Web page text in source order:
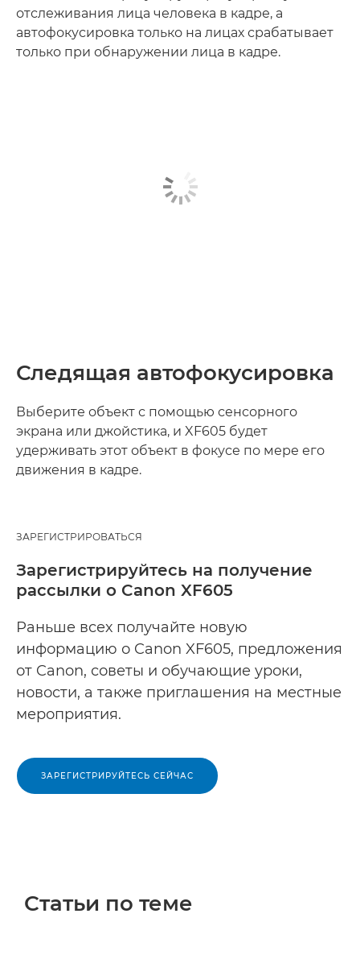
отслеживания лица человека в кадре, а
автофокусировка только на лицах срабатывает
только при обнаружении лица в кадре.
Следящая автофокусировка
Выберите объект с помощью сенсорного
экрана или джойстика, и XF605 будет
удерживать этот объект в фокусе по мере его
движения в кадре.
ЗАРЕГИСТРИРОВАТЬСЯ
Зарегистрируйтесь на получение
рассылки о Canon XF605
Раньше всех получайте новую
информацию о Canon XF605, предложения
от Canon, советы и обучающие уроки,
новости, а также приглашения на местные
мероприятия.
ЗАРЕГИСТРИРУЙТЕСЬ СЕЙЧАС
Статьи по теме